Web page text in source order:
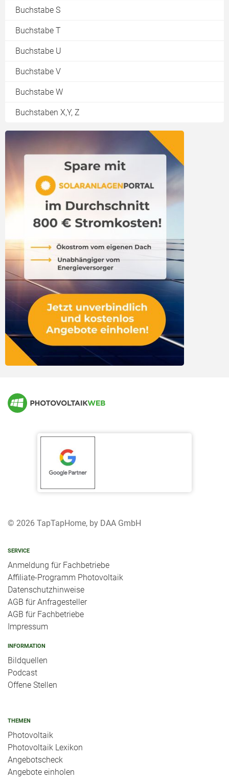
Buchstabe S
Buchstabe T
Buchstabe U
Buchstabe V
Buchstabe W
Buchstaben X,Y, Z
© 2026 TapTapHome, by DAA GmbH
SERVICE
Anmeldung für Fachbetriebe
Affiliate-Programm Photovoltaik
Datenschutzhinweise
AGB für Anfragesteller
AGB für Fachbetriebe
Impressum
INFORMATION
Bildquellen
Podcast
Offene Stellen
THEMEN
Photovoltaik
Photovoltaik Lexikon
Angebotscheck
Angebote einholen